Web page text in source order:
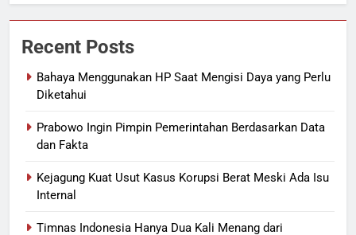
Recent Posts
Bahaya Menggunakan HP Saat Mengisi Daya yang Perlu
Diketahui
Prabowo Ingin Pimpin Pemerintahan Berdasarkan Data
dan Fakta
Kejagung Kuat Usut Kasus Korupsi Berat Meski Ada Isu
Internal
Timnas Indonesia Hanya Dua Kali Menang dari